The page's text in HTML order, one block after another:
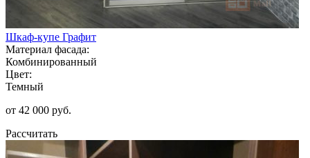
Шкаф-купе Графит
Материал фасада:
Комбинированный
Цвет:
Темный
от 42 000 руб.
Рассчитать